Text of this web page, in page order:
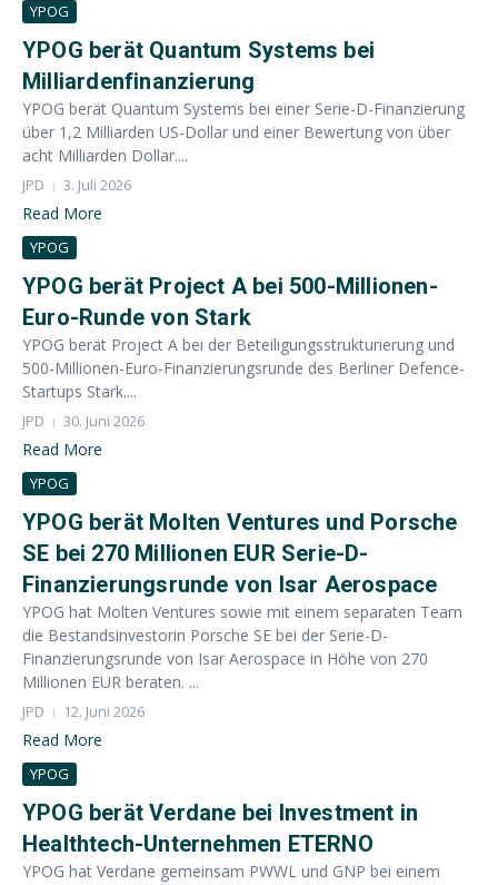
YPOG
YPOG berät Quantum Systems bei
Milliardenfinanzierung
YPOG berät Quantum Systems bei einer Serie-D-Finanzierung
über 1,2 Milliarden US-Dollar und einer Bewertung von über
acht Milliarden Dollar....
JPD 3. Juli 2026
Read More
YPOG
YPOG berät Project A bei 500-Millionen-
Euro-Runde von Stark
YPOG berät Project A bei der Beteiligungsstrukturierung und
500-Millionen-Euro-Finanzierungsrunde des Berliner Defence-
Startups Stark....
JPD 30. Juni 2026
Read More
YPOG
YPOG berät Molten Ventures und Porsche
SE bei 270 Millionen EUR Serie-D-
Finanzierungsrunde von Isar Aerospace
YPOG hat Molten Ventures sowie mit einem separaten Team
die Bestandsinvestorin Porsche SE bei der Serie-D-
Finanzierungsrunde von Isar Aerospace in Höhe von 270
Millionen EUR beraten. ...
JPD 12. Juni 2026
Read More
YPOG
YPOG berät Verdane bei Investment in
Healthtech-Unternehmen ETERNO
YPOG hat Verdane gemeinsam PWWL und GNP bei einem